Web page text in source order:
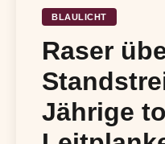
BLAULICHT
Raser
Jährige